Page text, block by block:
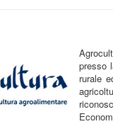
presso
rurale